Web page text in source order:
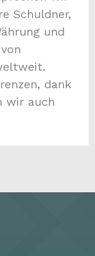
Schuldner,
und
dank
wir auch